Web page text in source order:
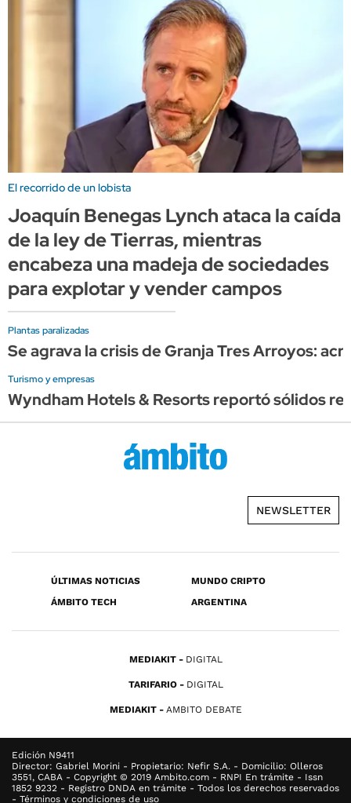
El recorrido de un lobista
Joaquín Benegas Lynch ataca la caída
de la ley de Tierras, mientras
encabeza una madeja de sociedades
para explotar y vender campos
Plantas paralizadas
Se agrava la crisis de Granja Tres Arroyos:
Turismo y empresas
Wyndham Hotels & Resorts reportó sólidos
NEWSLETTER
ÚLTIMAS NOTICIAS
MUNDO CRIPTO
ÁMBITO TECH
ARGENTINA
MEDIAKIT DIGITAL
TARIFARIO DIGITAL
MEDIAKIT AMBITO DEBATE
Edición N9411
Director: Gabriel Morini - Propietario: Nefir S.A. - Domicilio: Olleros
3551, CABA - Copyright © 2019 Ambito.com - RNPI En trámite - Issn
1852 9232 - Registro DNDA en trámite - Todos los derechos reservados
- Términos y condiciones de uso